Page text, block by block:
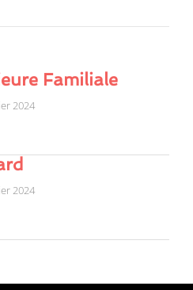
Familiale
2024
2024